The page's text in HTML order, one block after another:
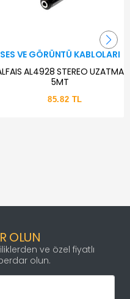
SES VE GÖRÜNTÜ KABLOLARI
AL4928 STEREO UZATMA
5MT
85.82 TL
OLUN
ve özel fiyatlı
olun.